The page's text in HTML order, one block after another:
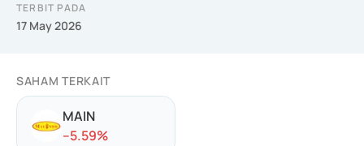
TERBIT PADA
17 May 2026
SAHAM TERKAIT
MAIN
--5.59%